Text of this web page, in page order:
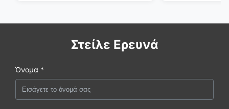
Στείλε Ερευνά
Όνομα *